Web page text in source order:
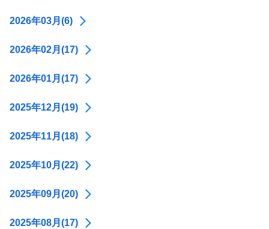
2026年03月(6)
2026年02月(17)
2026年01月(17)
2025年12月(19)
2025年11月(18)
2025年10月(22)
2025年09月(20)
2025年08月(17)